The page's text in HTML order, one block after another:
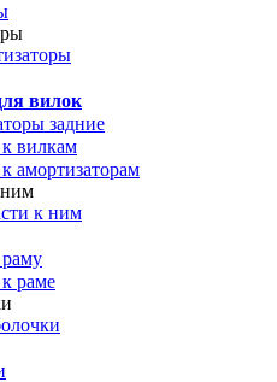
вилок
задние
к вилкам
амортизаторам
ним
к ним
раме